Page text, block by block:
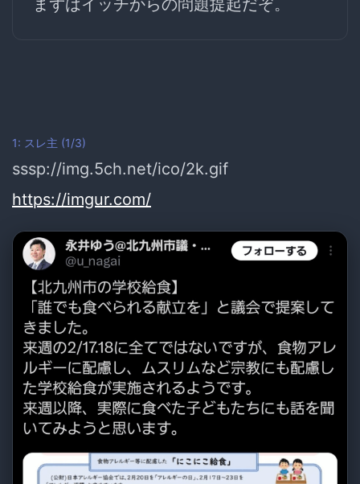
まずはイッチからの問題提起だぞ。
1: スレ主 (1/3)
sssp://img.5ch.net/ico/2k.gif
https://imgur.com/